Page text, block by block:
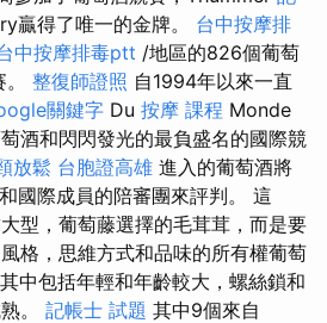
贏得了唯一的金牌。 台中按摩排
中按摩排毒ptt /地區的826個葡萄
整復師證照 自1994年以來一直
關鍵字 Du 按摩 課程 Monde
酒和閃閃發光的最負盛名的國際競
放鬆 台胞證高雄 進入的葡萄酒將
國際成員的陪審團來評判。 這
型，葡萄藤選擇的毛茸茸，而是要
格，思維方式和品味的所有權葡萄
其中包括年輕和年齡較大，螺絲鎖和
。 記帳士 試題 其中9個來自